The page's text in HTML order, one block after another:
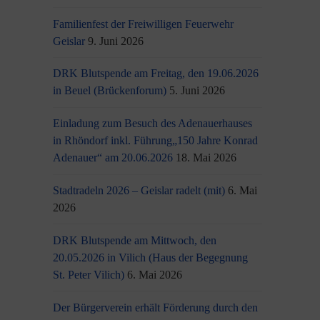
Familienfest der Freiwilligen Feuerwehr
Geislar 9. Juni 2026
DRK Blutspende am Freitag, den 19.06.2026
in Beuel (Brückenforum) 5. Juni 2026
Einladung zum Besuch des Adenauerhauses
in Rhöndorf inkl. Führung„150 Jahre Konrad
Adenauer“ am 20.06.2026 18. Mai 2026
Stadtradeln 2026 – Geislar radelt (mit) 6. Mai
2026
DRK Blutspende am Mittwoch, den
20.05.2026 in Vilich (Haus der Begegnung
St. Peter Vilich) 6. Mai 2026
Der Bürgerverein erhält Förderung durch den